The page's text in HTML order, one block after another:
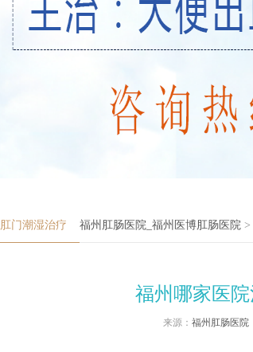
肛门潮湿治疗 福州肛肠医院_福州医博肛肠医院 >
福州哪家医
来源： 福州肛肠医院